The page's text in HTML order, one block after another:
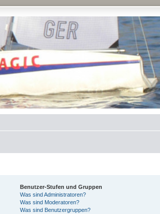
Benutzer-Stufen und Gruppen
Was sind Administratoren?
Was sind Moderatoren?
Was sind Benutzergruppen?